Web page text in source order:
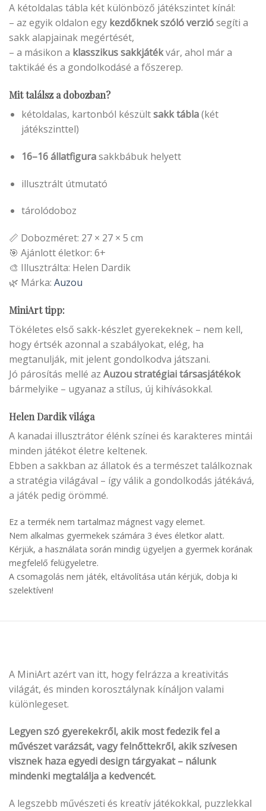
A kétoldalas tábla két különböző játékszintet kínál:
– az egyik oldalon egy kezdőknek szóló verziósegíti a
sakk alapjainak megértését,
– a másikon a klasszikus sakkjátékvár, ahol már a
taktikáé és a gondolkodásé a főszerep.
Mit találsz a dobozban?
kétoldalas, kartonból készültsakk tábla(két
játékszinttel)
16–16 állatfigurasakkbábuk helyett
illusztrált útmutató
tárolódoboz
📏 Dobozméret: 27 × 27 × 5 cm
🎯 Ajánlott életkor: 6+
🎨 Illusztrálta: Helen Dardik
🌿 Márka: Auzou
MiniArt tipp:
Tökéletes első sakk-készlet gyerekeknek – nem kell,
hogy értsék azonnal a szabályokat, elég, ha
megtanulják, mit jelent gondolkodva játszani.
Jó párosítás mellé az Auzou stratégiai társasjátékok
bármelyike – ugyanaz a stílus, új kihívásokkal.
Helen Dardik világa
A kanadai illusztrátor élénk színei és karakteres mintái
minden játékot életre keltenek.
Ebben a sakkban az állatok és a természet találkoznak
a stratégia világával – így válik a gondolkodás játékává,
a játék pedig örömmé.
Ez a termék nem tartalmaz mágnest vagy elemet.
Nem alkalmas gyermekek számára 3 éves életkor alatt.
Kérjük, a használata során mindig ügyeljen a gyermek korának
megfelelő felügyeletre.
A csomagolás nem játék, eltávolítása után kérjük, dobja ki
szelektíven!
A MiniArt azért van itt, hogy felrázza a kreativitás
világát, és minden korosztálynak kínáljon valami
különlegeset.
Legyen szó gyerekekről, akik most fedezik fel a
művészet varázsát, vagy felnőttekről, akik szívesen
visznek haza egyedi design tárgyakat – nálunk
mindenki megtalálja a kedvencét.
A legszebb művészeti és kreatív játékokkal, puzzlekkal